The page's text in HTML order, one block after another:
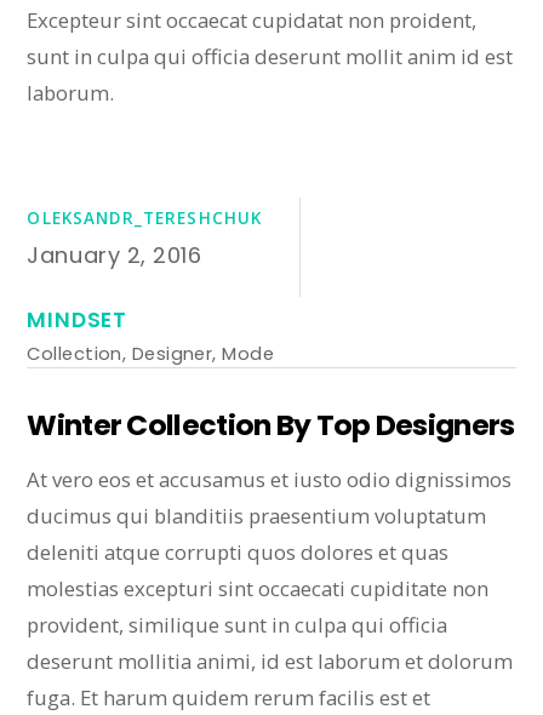
Excepteur sint occaecat cupidatat non proident,
sunt in culpa qui officia deserunt mollit anim id est
laborum.
OLEKSANDR_TERESHCHUK
January 2, 2016
MINDSET
Collection, Designer,Mode
Winter Collection By Top Designers
At vero eos et accusamus et iusto odio dignissimos
ducimus qui blanditiis praesentium voluptatum
deleniti atque corrupti quos dolores et quas
molestias excepturi sint occaecati cupiditate non
provident, similique sunt in culpa qui officia
deserunt mollitia animi, id est laborum et dolorum
fuga. Et harum quidem rerum facilis est et